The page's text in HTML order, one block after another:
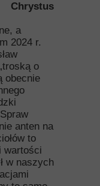
Chrystus
a
2024 r.
o
obecnie
anten na
to
wartości
w naszych